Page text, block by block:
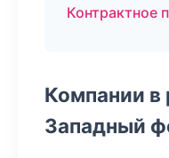
Контрактное
Компании в
Западный